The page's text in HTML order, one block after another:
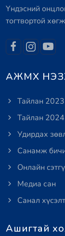
Үндэсний
тогтвортой
АЖМХ
Тайлан 2023
Тайлан
Удирдах
Санамж
Онлайн
Медиа сан
Санал хүсэлт
Ашигтай